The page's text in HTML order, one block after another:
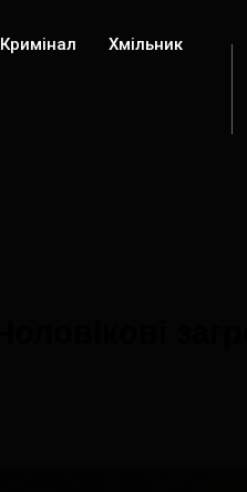
Кримінал Хмільник